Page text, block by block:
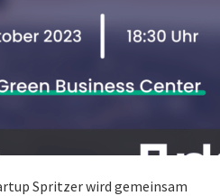
Spritzer wird gemeinsam